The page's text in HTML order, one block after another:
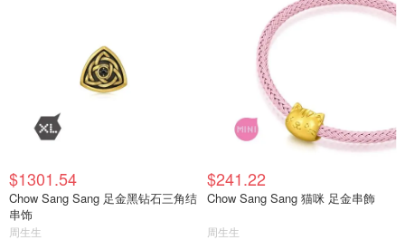
$1301.54
Chow Sang Sang 足金黑钻石三角结
串饰
周生生
$241.22
Chow Sang Sang 猫咪 足金串飾
周生生